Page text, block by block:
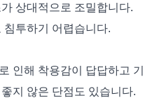
상대적으로 조밀합니다.
투하기 어렵습니다.
인해 착용감이 답답하고 기
지 않은 단점도 있습니다.